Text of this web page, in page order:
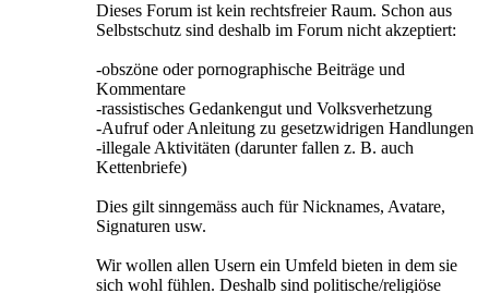
Dieses Forum ist kein rechtsfreier Raum. Schon aus
Selbstschutz sind deshalb im Forum nicht akzeptiert:
-obszöne oder pornographische Beiträge und
Kommentare
-rassistisches Gedankengut und Volksverhetzung
-Aufruf oder Anleitung zu gesetzwidrigen Handlungen
-illegale Aktivitäten (darunter fallen z. B. auch
Kettenbriefe)
Dies gilt sinngemäss auch für Nicknames, Avatare,
Signaturen usw.
Wir wollen allen Usern ein Umfeld bieten in dem sie
sich wohl fühlen. Deshalb sind politische/religiöse